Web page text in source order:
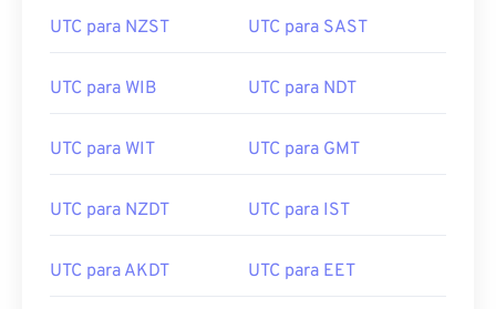
UTC para NZST UTC para SAST
UTC para WIB UTC para NDT
UTC para WIT UTC para GMT
UTC para NZDT UTC para IST
UTC para AKDT UTC para EET